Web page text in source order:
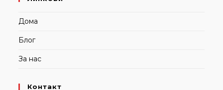
Дома
Блог
За нас
Контакт